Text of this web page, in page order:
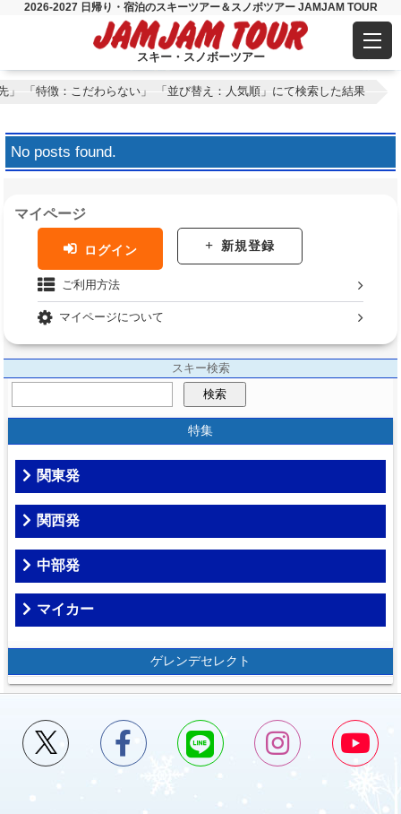
2026-2027 日帰り・宿泊のスキーツアー＆スノボツアー JAMJAM TOUR
スキー・スノボーツアー
「特徴：こだわらない」 「並び替え：人気順」にて検索した結果
No posts found.
マイページ
ログイン 新規登録
ご利用方法
マイページについて
スキー検索
検索
特集
関東発
関西発
中部発
マイカー
ゲレンデセレクト